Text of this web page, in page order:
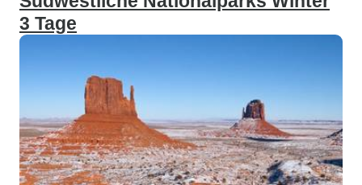
3 Tage